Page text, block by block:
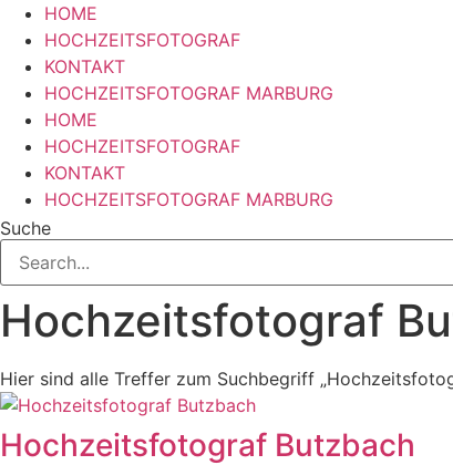
HOME
HOCHZEITSFOTOGRAF
KONTAKT
HOCHZEITSFOTOGRAF MARBURG
HOME
HOCHZEITSFOTOGRAF
KONTAKT
HOCHZEITSFOTOGRAF MARBURG
Suche
Hochzeitsfotograf
Hier sind alle Treffer zum Suchbegriff
Hochzeitsfotograf Butzbach